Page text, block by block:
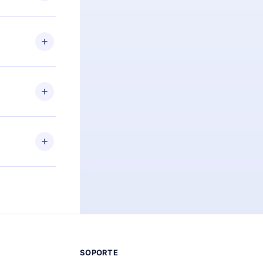
Por
el
de
más de
leer o
iOS,
momento
SOPORTE